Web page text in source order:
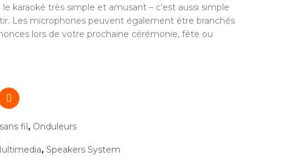
karaoké très simple et amusant – c’est aussi simple
Les microphones peuvent également être branchés
lors de votre prochaine cérémonie, fête ou
fil, Onduleurs
, Speakers System